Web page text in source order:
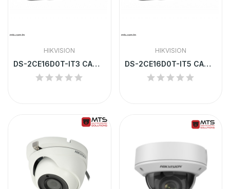
HIKVISION
DS-2CE16D0T-IT3 CAMERA HD HIKVISION TUBE 2MP IR...
HIKVISION
DS-2CE16D0T-IT5 CAMERA HD HIKVISION TUBE 2MP IR...